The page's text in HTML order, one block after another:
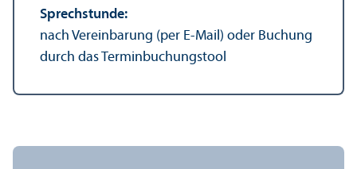
Sprechstunde:
nach Vereinbarung (per E-Mail) oder Buchung
durch das Terminbuchungs­tool